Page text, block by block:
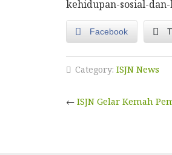
kehidupan-sosial-
Facebook
Category:ISJN News
←ISJN Gelar Kemah